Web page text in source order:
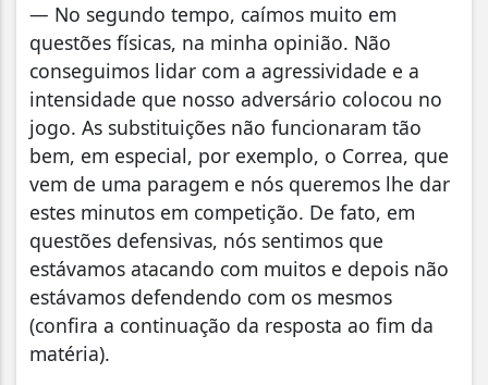
— No segundo tempo, caímos muito em
questões físicas, na minha opinião. Não
conseguimos lidar com a agressividade e a
intensidade que nosso adversário colocou no
jogo. As substituições não funcionaram tão
bem, em especial, por exemplo, o Correa, que
vem de uma paragem e nós queremos lhe dar
estes minutos em competição. De fato, em
questões defensivas, nós sentimos que
estávamos atacando com muitos e depois não
estávamos defendendo com os mesmos
(confira a continuação da resposta ao fim da
matéria).